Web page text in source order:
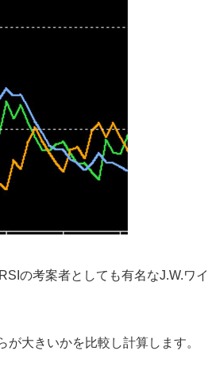
の考案者としても有名なJ.W.ワ
大きいかを比較し計算します。